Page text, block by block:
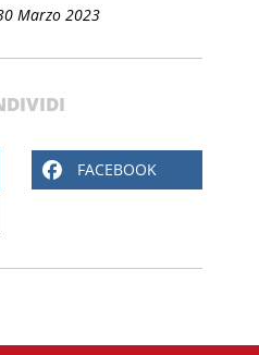
Marzo 2023
FACEBOOK